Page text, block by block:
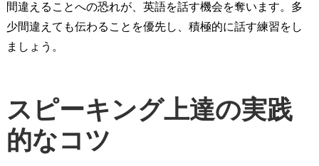
間違えることへの恐れが、英語を話す機会を奪います。多
少間違えても伝わることを優先し、積極的に話す練習をし
ましょう。
スピーキング上達の実践
的なコツ